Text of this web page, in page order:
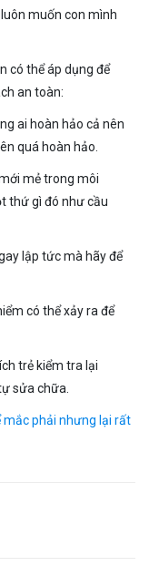
muốn con mình
có thể áp dụng để
an toàn:
ai hoàn hảo cả nên
quá hoàn hảo.
mẻ trong môi
thứ gì đó như cầu
lập tức mà hãy để
có thể xảy ra để
trẻ kiểm tra lại
sửa chữa.
mắc phải nhưng lại rất